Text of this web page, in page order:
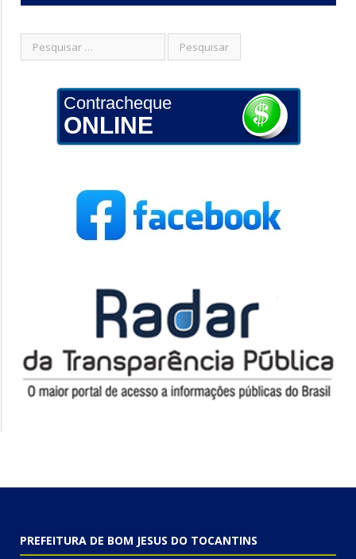
Contracheque
ONLINE
PREFEITURA DE BOM JESUS DO TOCANTINS